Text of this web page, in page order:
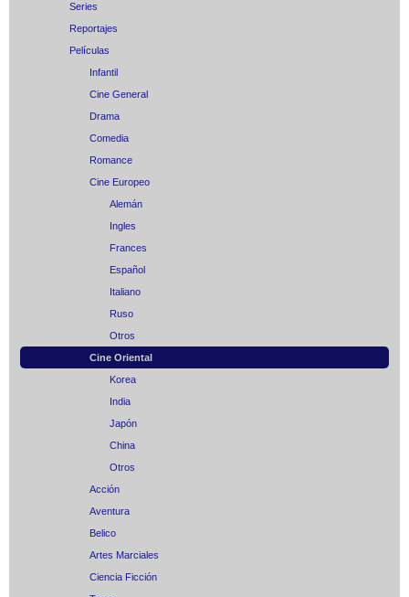
Series
Reportajes
Películas
Infantil
Cine General
Drama
Comedia
Romance
Cine Europeo
Alemán
Ingles
Frances
Español
Italiano
Ruso
Otros
Cine Oriental
Korea
India
Japón
China
Otros
Acción
Aventura
Belico
Artes Marciales
Ciencia Ficción